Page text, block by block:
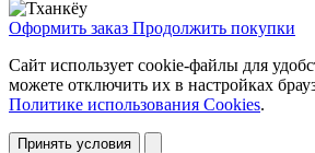
Оформить заказ Продолжить покупки
Сайт использует cookie-файлы для
можете отключить их в настройках
Политике использования Cookies.
Принять условия